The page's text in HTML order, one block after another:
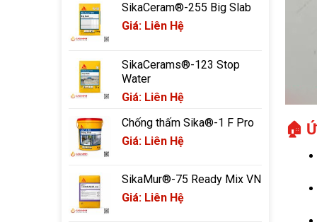
SikaCeram®-255 Big Slab
Giá: Liên Hệ
SikaCerams®-123 Stop
Water
Giá: Liên Hệ
Chống thấm Sika®-1 F Pro
Giá: Liên Hệ
SikaMur®-75 Ready Mix VN
Giá: Liên Hệ
🏠